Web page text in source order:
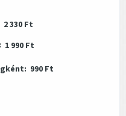
2 330 Ft
1 990 Ft
990 Ft